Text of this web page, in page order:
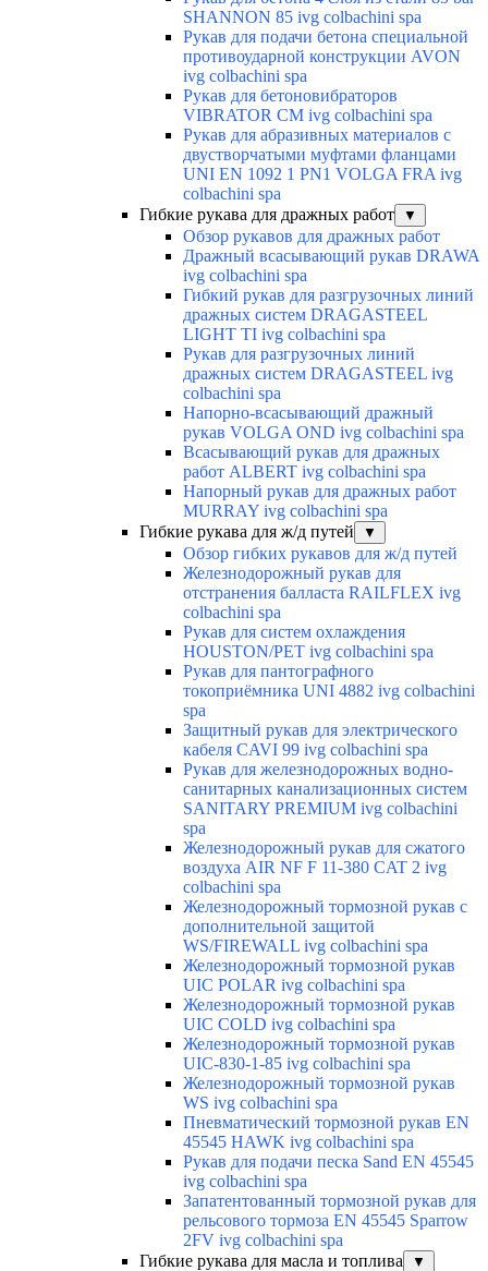
SHANNON 85 ivg colbachini spa
Рукав для подачи бетона специальной
противоударной конструкции AVON
ivg colbachini spa
Рукав для бетоновибраторов
VIBRATOR CM ivg colbachini spa
Рукав для абразивных материалов с
двустворчатыми муфтами фланцами
UNI EN 1092 1 PN1 VOLGA FRA ivg
colbachini spa
Гибкие рукава для дражных работ
▼
Обзор рукавов для дражных работ
Дражный всасывающий рукав DRAWA
ivg colbachini spa
Гибкий рукав для разгрузочных линий
дражных систем DRAGASTEEL
LIGHT TI ivg colbachini spa
Рукав для разгрузочных линий
дражных систем DRAGASTEEL ivg
colbachini spa
Напорно-всасывающий дражный
рукав VOLGA OND ivg colbachini spa
Всасывающий рукав для дражных
работ ALBERT ivg colbachini spa
Напорный рукав для дражных работ
MURRAY ivg colbachini spa
Гибкие рукава для ж/д путей
▼
Обзор гибких рукавов для ж/д путей
Железнодорожный рукав для
отстранения балласта RAILFLEX ivg
colbachini spa
Рукав для систем охлаждения
HOUSTON/PET ivg colbachini spa
Рукав для пантографного
токоприёмника UNI 4882 ivg colbachini
spa
Защитный рукав для электрического
кабеля CAVI 99 ivg colbachini spa
Рукав для железнодорожных водно-
санитарных канализационных систем
SANITARY PREMIUM ivg colbachini
spa
Железнодорожный рукав для сжатого
воздуха AIR NF F 11-380 CAT 2 ivg
colbachini spa
Железнодорожный тормозной рукав с
дополнительной защитой
WS/FIREWALL ivg colbachini spa
Железнодорожный тормозной рукав
UIC POLAR ivg colbachini spa
Железнодорожный тормозной рукав
UIC COLD ivg colbachini spa
Железнодорожный тормозной рукав
UIC-830-1-85 ivg colbachini spa
Железнодорожный тормозной рукав
WS ivg colbachini spa
Пневматический тормозной рукав EN
45545 HAWK ivg colbachini spa
Рукав для подачи песка Sand EN 45545
ivg colbachini spa
Запатентованный тормозной рукав для
рельсового тормоза EN 45545 Sparrow
2FV ivg colbachini spa
Гибкие рукава для масла и топлива
▼